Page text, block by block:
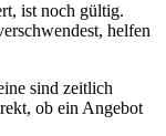
ist noch gültig.
helfen
sind zeitlich
ob ein Angebot